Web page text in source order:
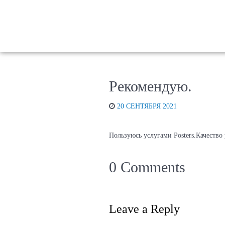
Рекомендую.
20 СЕНТЯБРЯ 2021
Пользуюсь услугами
0 Comments
Leave a Reply